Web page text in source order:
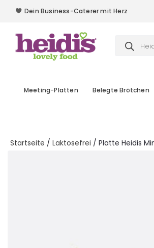
Dein Business-Caterer mit Herz
Dein Business-Caterer mit Herz
search
Meeting-Platten Belegte Brötchen
Startseite / Laktosefrei / Platte Heidis